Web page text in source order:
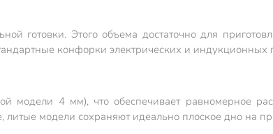
готовки. Этого объема достаточно для
конфорки электрических и индукционных
модели 4 мм), что обеспечивает равномерное
модели сохраняют идеально плоское дно на